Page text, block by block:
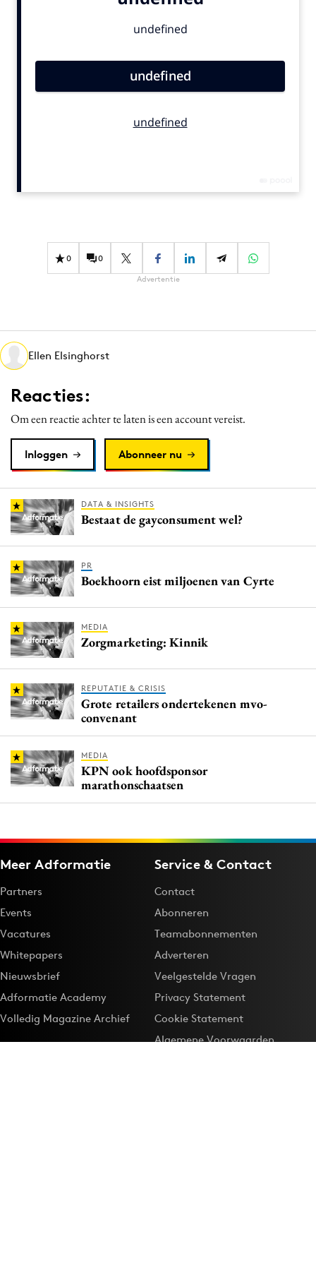
Gedragsverandering
Influencer marketing
Media
Merkstrategie
PR
Programmatic
Purpose Marketing
Reputatie & crisis
0 0
Advertentie
Ellen Elsinghorst
Reacties:
Om een reactie achter te laten is een account vereist.
Inloggen Abonneer nu
DATA & INSIGHTS
Bestaat de gayconsument wel?
PR
Boekhoorn eist miljoenen van Cyrte
MEDIA
Zorgmarketing: Kinnik
REPUTATIE & CRISIS
Grote retailers ondertekenen mvo-
convenant
MEDIA
KPN ook hoofdsponsor
marathonschaatsen
Meer Adformatie
Partners
Events
Vacatures
Whitepapers
Nieuwsbrief
Adformatie Academy
Volledig Magazine Archief
Service & Contact
Contact
Abonneren
Teamabonnementen
Adverteren
Veelgestelde Vragen
Privacy Statement
Cookie Statement
Algemene Voorwaarden